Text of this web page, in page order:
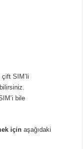
SIM’li
bile
için aşağıdaki